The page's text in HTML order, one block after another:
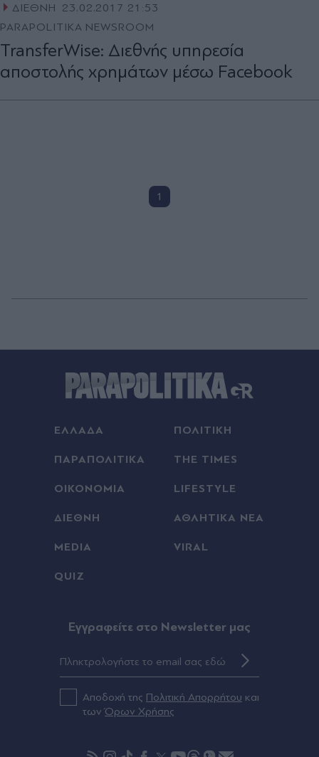
ΔΙΕΘΝΗ
23.02.2017 21:53
PARAPOLITIKA NEWSROOM
TransferWise: Διεθνής υπηρεσία
αποστολής χρημάτων μέσω Facebook
1
ΕΛΛΑΔΑ ΠΟΛΙΤΙΚΗ
ΠΑΡΑΠΟΛΙΤΙΚΑ THE TIMES
ΟΙΚΟΝΟΜΙΑ LIFESTYLE
ΔΙΕΘΝΗ ΑΘΛΗΤΙΚΑ ΝΕΑ
MEDIA VIRAL
QUIZ
Eγγραφείτε στο Newsletter μας
Αποδοχή της Πολιτική Απορρήτου και
τωνΌρων Χρήσης